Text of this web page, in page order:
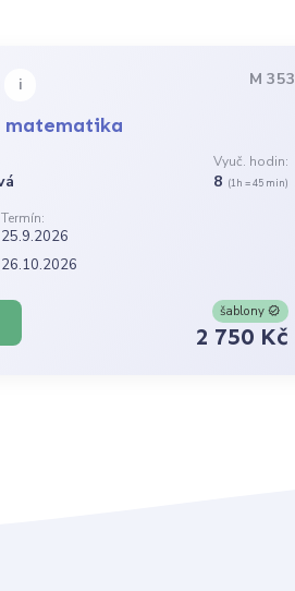
i M 353
matematika
Vyuč. hodin:
8 (1h = 45 min)
Termín:
25.9.2026
26.10.2026
šablony
2 750 Kč